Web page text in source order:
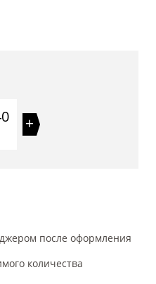
+
после оформления
количества